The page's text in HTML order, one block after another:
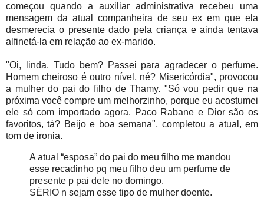
começou quando a auxiliar administrativa recebeu uma
mensagem da atual companheira de seu ex em que ela
desmerecia o presente dado pela criança e ainda tentava
alfinetá-la em relação ao ex-marido.
"Oi, linda. Tudo bem? Passei para agradecer o perfume.
Homem cheiroso é outro nível, né? Misericórdia", provocou
a mulher do pai do filho de Thamy. "Só vou pedir que na
próxima você compre um melhorzinho, porque eu acostumei
ele só com importado agora. Paco Rabane e Dior são os
favoritos, tá? Beijo e boa semana", completou a atual, em
tom de ironia.
A atual “esposa” do pai do meu filho me mandou
esse recadinho pq meu filho deu um perfume de
presente p pai dele no domingo.
SÉRIO n sejam esse tipo de mulher doente.